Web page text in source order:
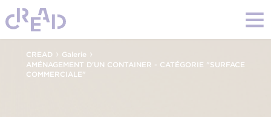
CREAD › Galerie›
AMÉNAGEMENT D'UN CONTAINER - CATÉGORIE "SURFACE
COMMERCIALE"